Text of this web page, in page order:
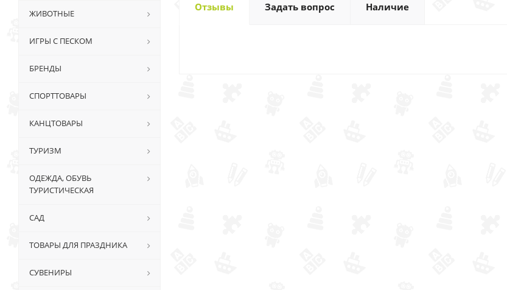
Отзывы Задать вопрос Наличие
ЖИВОТНЫЕ
ИГРЫ С ПЕСКОМ
БРЕНДЫ
СПОРТТОВАРЫ
КАНЦТОВАРЫ
ТУРИЗМ
ОДЕЖДА, ОБУВЬ
ТУРИСТИЧЕСКАЯ
САД
ТОВАРЫ ДЛЯ ПРАЗДНИКА
СУВЕНИРЫ